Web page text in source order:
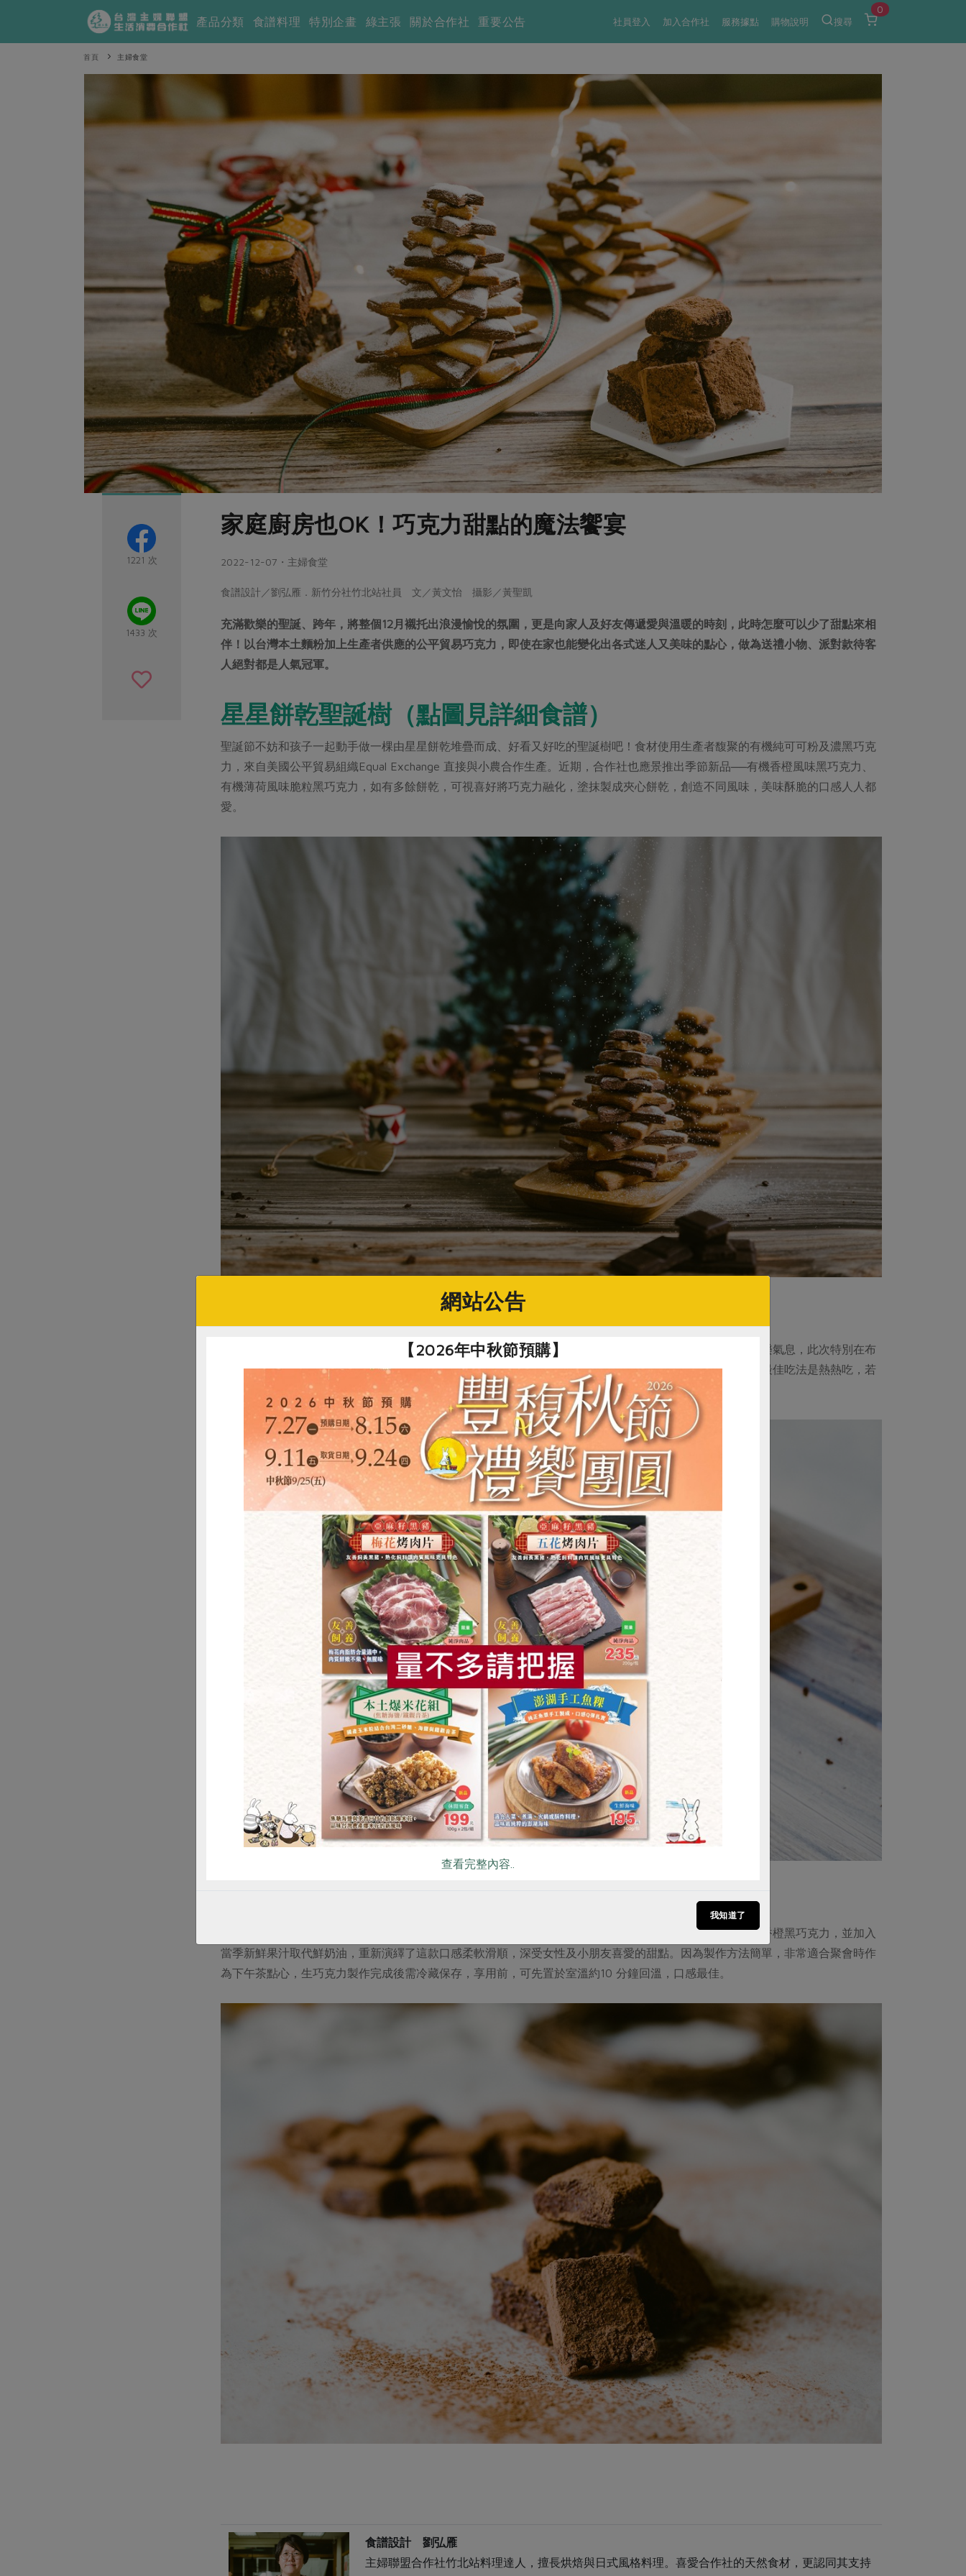
社員登入 加入合作社 服務據點 購物說明 搜尋
0
產品分類 食譜料理 特別企畫 綠主張 關於合作社 重要公告
首頁 主婦食堂
1221 次
1433 次
家庭廚房也OK！巧克力甜點的魔法饗宴
2022-12-07・主婦食堂
食譜設計／劉弘雁．新竹分社竹北站社員 文／黃文怡 攝影／黃聖凱
充滿歡樂的聖誕、跨年，將整個12月襯托出浪漫愉悅的氛圍，更是向家人及好友傳遞愛與溫暖的時刻，此時怎麼可以少了甜點來相
伴！以台灣本土麵粉加上生產者供應的公平貿易巧克力，即使在家也能變化出各式迷人又美味的點心，做為送禮小物、派對款待客
人絕對都是人氣冠軍。
星星餅乾聖誕樹（點圖見詳細食譜）
聖誕節不妨和孩子一起動手做一棵由星星餅乾堆疊而成、好看又好吃的聖誕樹吧！食材使用生產者馥聚的有機純可可粉及濃黑巧克
力，來自美國公平貿易組織Equal Exchange 直接與小農合作生產。近期，合作社也應景推出季節新品──有機香橙風味黑巧克力、
有機薄荷風味脆粒黑巧克力，如有多餘餅乾，可視喜好將巧克力融化，塗抹製成夾心餅乾，創造不同風味，美味酥脆的口感人人都
愛。
歡樂動物布朗尼（點圖見詳細食譜）
布朗尼作法非常簡單，烘焙達人總會這樣形容：「把材料混在一起攪拌均勻，送進烤箱就好了。」為增添歡樂氣息，此次特別在布
朗尼上放了動物餅乾，讓這款料理化身成派對中最可愛的主角，也豐富甜點的風味。劉弘雁分享，布朗尼的最佳吃法是熱熱吃，若
經冷藏保存，建議放置室溫10分鐘回溫，再微波10 秒，或以烤箱低溫（約120度）烘烤三分鐘再食用。
日文中，「生」這個漢字，具有新鮮、柔軟的涵義，這是一款加入鮮奶油製成的巧克力。不過，劉弘雁利用香橙黑巧克力，並加入
當季新鮮果汁取代鮮奶油，重新演繹了這款口感柔軟滑順，深受女性及小朋友喜愛的甜點。因為製作方法簡單，非常適合聚會時作
為下午茶點心，生巧克力製作完成後需冷藏保存，享用前，可先置於室溫約10 分鐘回溫，口感最佳。
食譜設計 劉弘雁
主婦聯盟合作社竹北站料理達人，擅長烘焙與日式風格料理。喜愛合作社的天然食材，更認同其支持
惜食 RPET 食譜 減硝酸鹽 雞蛋 食安 共同購買
網站公告
【2026年中秋節預購】
查看完整內容..
我知道了